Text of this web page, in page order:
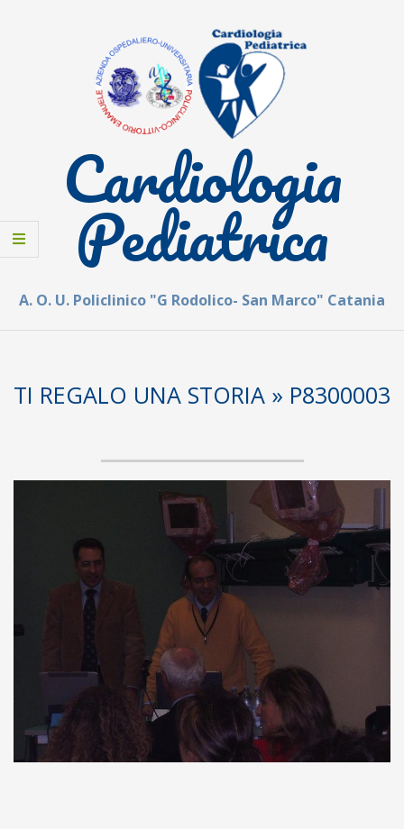
Cardiologia
Pediatrica
A. O. U. Policlinico "G Rodolico- San Marco" Catania
MenuTI REGALO UNA STORIA » P8300003